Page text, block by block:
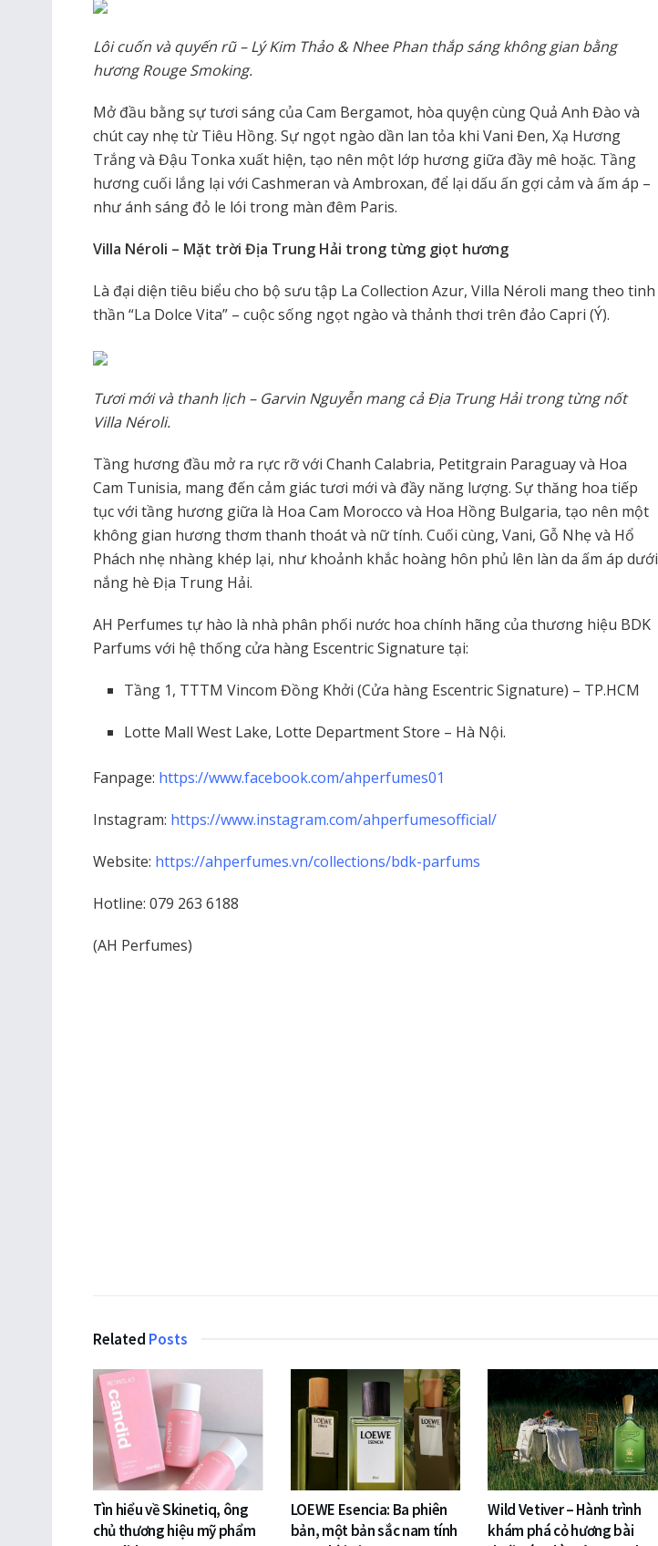
Lôi cuốn và quyến rũ – Lý Kim Thảo & Nhee Phan thắp sáng không gian bằng
hương Rouge Smoking.
Mở đầu bằng sự tươi sáng của Cam Bergamot, hòa quyện cùng Quả Anh Đào và
chút cay nhẹ từ Tiêu Hồng. Sự ngọt ngào dần lan tỏa khi Vani Đen, Xạ Hương
Trắng và Đậu Tonka xuất hiện, tạo nên một lớp hương giữa đầy mê hoặc. Tầng
hương cuối lắng lại với Cashmeran và Ambroxan, để lại dấu ấn gợi cảm và ấm áp –
như ánh sáng đỏ le lói trong màn đêm Paris.
Villa Néroli – Mặt trời Địa Trung Hải trong từng giọt hương
Là đại diện tiêu biểu cho bộ sưu tập La Collection Azur, Villa Néroli mang theo tinh
thần “La Dolce Vita” – cuộc sống ngọt ngào và thảnh thơi trên đảo Capri (Ý).
Tươi mới và thanh lịch – Garvin Nguyễn mang cả Địa Trung Hải trong từng nốt
Villa Néroli.
Tầng hương đầu mở ra rực rỡ với Chanh Calabria, Petitgrain Paraguay và Hoa
Cam Tunisia, mang đến cảm giác tươi mới và đầy năng lượng. Sự thăng hoa tiếp
tục với tầng hương giữa là Hoa Cam Morocco và Hoa Hồng Bulgaria, tạo nên một
không gian hương thơm thanh thoát và nữ tính. Cuối cùng, Vani, Gỗ Nhẹ và Hổ
Phách nhẹ nhàng khép lại, như khoảnh khắc hoàng hôn phủ lên làn da ấm áp dưới
nắng hè Địa Trung Hải.
AH Perfumes tự hào là nhà phân phối nước hoa chính hãng của thương hiệu BDK
Parfums với hệ thống cửa hàng Escentric Signature tại:
Tầng 1, TTTM Vincom Đồng Khởi (Cửa hàng Escentric Signature) – TP.HCM
Lotte Mall West Lake, Lotte Department Store – Hà Nội.
Fanpage: https://www.facebook.com/ahperfumes01
Instagram: https://www.instagram.com/ahperfumesofficial/
Website: https://ahperfumes.vn/collections/bdk-parfums
Hotline: 079 263 6188
(AH Perfumes)
Related Posts
Tìn hiểu về Skinetiq, ông
chủ thương hiệu mỹ phẩm
LOEWE Esencia: Ba phiên
bản, một bản sắc nam tính
Wild Vetiver – Hành trình
khám phá cỏ hương bài